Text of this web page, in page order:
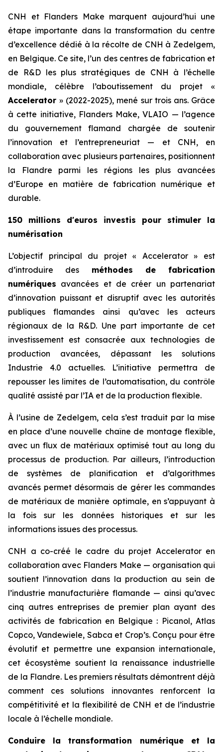
CNH et Flanders Make marquent aujourd’hui une
étape importante dans la transformation du centre
d’excellence dédié à la récolte de CNH à Zedelgem,
en Belgique. Ce site, l’un des centres de fabrication et
de R&D les plus stratégiques de CNH à l’échelle
mondiale, célèbre l’aboutissement du projet «
Accelerator» (2022-2025), mené sur trois ans. Grâce
à cette initiative, Flanders Make, VLAIO — l’agence
du gouvernement flamand chargée de soutenir
l’innovation et l’entrepreneuriat — et CNH, en
collaboration avec plusieurs partenaires, positionnent
la Flandre parmi les régions les plus avancées
d’Europe en matière de fabrication numérique et
durable.
150 millions d'euros investis pour stimuler la
numérisation
L’objectif principal du projet « Accelerator » est
d’introduire des méthodes de fabrication
numériques avancées et de créer un partenariat
d’innovation puissant et disruptif avec les autorités
publiques flamandes ainsi qu’avec les acteurs
régionaux de la R&D. Une part importante de cet
investissement est consacrée aux technologies de
production avancées, dépassant les solutions
Industrie 4.0 actuelles. L’initiative permettra de
repousser les limites de l’automatisation, du contrôle
qualité assisté par l’IA et de la production flexible.
À l’usine de Zedelgem, cela s’est traduit par la mise
en place d’une nouvelle chaîne de montage flexible,
avec un flux de matériaux optimisé tout au long du
processus de production. Par ailleurs, l’introduction
de systèmes de planification et d’algorithmes
avancés permet désormais de gérer les commandes
de matériaux de manière optimale, en s’appuyant à
la fois sur les données historiques et sur les
informations issues des processus.
CNH a co-créé le cadre du projet Accelerator en
collaboration avec Flanders Make — organisation qui
soutient l’innovation dans la production au sein de
l’industrie manufacturière flamande — ainsi qu’avec
cinq autres entreprises de premier plan ayant des
activités de fabrication en Belgique : Picanol, Atlas
Copco, Vandewiele, Sabca et Crop’s. Conçu pour être
évolutif et permettre une expansion internationale,
cet écosystème soutient la renaissance industrielle
de la Flandre. Les premiers résultats démontrent déjà
comment ces solutions innovantes renforcent la
compétitivité et la flexibilité de CNH et de l’industrie
locale à l’échelle mondiale.
Conduire la transformation numérique et la